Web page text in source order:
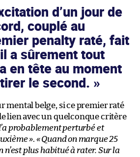
d’un jour de
couplé au
penalty raté, fait
a sûrement tout
en tête au moment
le second.
mental belge, si ce premier raté
lien avec un quelconque critère
probablement perturbé et
». « Quand on marque 25
n’est plus habitué à rater. Sur la